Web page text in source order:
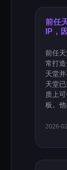
前任
IP，
前任
常打
天堂
天堂
质上
板。
2026-